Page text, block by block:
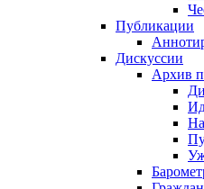
Публикации
Дискуссии
Архив